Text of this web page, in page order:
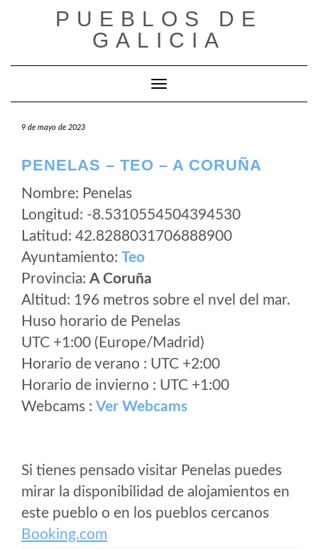
PUEBLOS DE
GALICIA
Cambiar modo de navegación
9 de mayo de 2023
PENELAS – TEO – A CORUÑA
Nombre: Penelas
Longitud: -8.5310554504394530
Latitud: 42.8288031706888900
Ayuntamiento: Teo
Provincia: A Coruña
Altitud: 196 metros sobre el nvel del mar.
Huso horario de Penelas
UTC +1:00 (Europe/Madrid)
Horario de verano : UTC +2:00
Horario de invierno : UTC +1:00
Webcams : Ver Webcams
Si tienes pensado visitar Penelas puedes
mirar la disponibilidad de alojamientos en
este pueblo o en los pueblos cercanos
Booking.com